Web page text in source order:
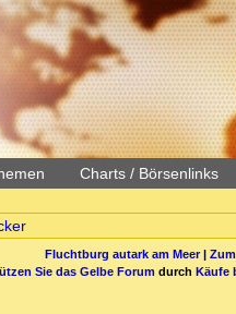
Charts / Börsenlinks
Fluchtburg autark am Meer|
Sie das Gelbe Forum durch Käufe